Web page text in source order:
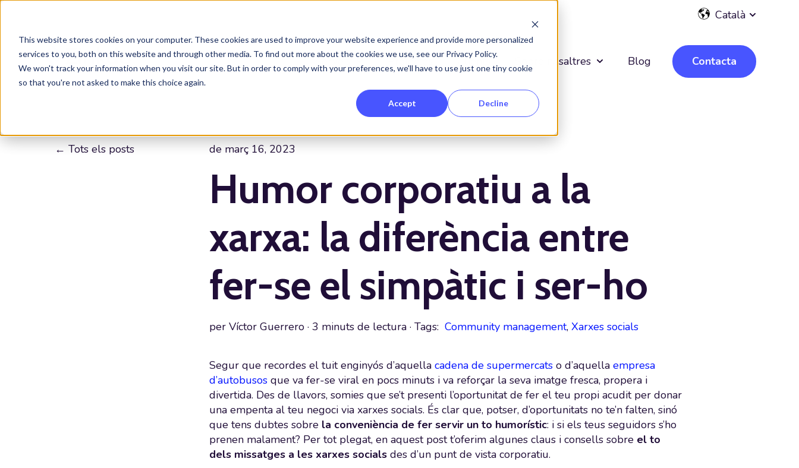
This website stores cookies on your computer. These cookies are used to improve your website experience and provide more personalized
services to you, both on this website and through other media. To find out more about the cookies we use, see our Privacy Policy.
We won't track your information when you visit our site. But in order to comply with your preferences, we'll have to use just one tiny cookie
so that you're not asked to make this choice again.
Accept Decline
CatalàShow
ServeisShow submenu for Serveis
Projectes Clients Sobre nosaltres Show submenu for Sobre nosaltres
Blog Contacta
Tots els posts de març 16, 2023
Humor corporatiu a la
xarxa: la diferència entre
fer-se el simpàtic i ser-ho
per Víctor Guerrero · 3 minuts de lectura · Tags: Community management, Xarxes socials
Segur que recordes el tuit enginyós d’aquella cadena de supermercats o d’aquella empresa
d’autobusos que va fer-se viral en pocs minuts i va reforçar la seva imatge fresca, propera i
divertida. Des de llavors, somies que se’t presenti l’oportunitat de fer el teu propi acudit per donar
una empenta al teu negoci via xarxes socials. És clar que, potser, d’oportunitats no te’n falten, sinó
que tens dubtes sobre la conveniència de fer servir un to humorístic: i si els teus seguidors s’ho
prenen malament? Per tot plegat, en aquest post t’oferim algunes claus i consells sobre el to
dels missatges a les xarxes socials des d’un punt de vista corporatiu.